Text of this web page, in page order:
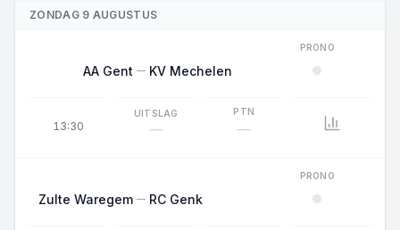
ZONDAG 9 AUGUSTUS
13:30
AA Gent KV Mechelen
PRONO
UITSLAG
—
PTN
—
Zulte Waregem RC Genk
PRONO